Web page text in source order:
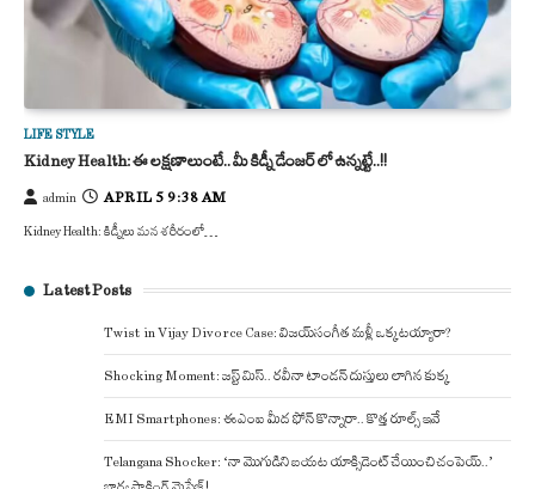
LIFE STYLE
Kidney Health: ఈ లక్షణాలుంటే.. మీ కిడ్నీ డేంజర్ లో ఉన్నట్టే..!!
admin APRIL 5 9:38 AM
Kidney Health: కిడ్నీలు మన శరీరంలో…
Latest Posts
Twist in Vijay Divorce Case: విజయ్-సంగీత మళ్లీ ఒక్కటయ్యారా?
Shocking Moment: జస్ట్ మిస్.. రవీనా టాండన్ దుస్తులు లాగిన కుక్క
EMI Smartphones: ఈఎంఐ మీద ఫోన్ కొన్నారా.. కొత్త రూల్స్ ఇవే
Telangana Shocker: ‘నా మొగుడిని బయట యాక్సిడెంట్ చేయించి చంపెయ్..’